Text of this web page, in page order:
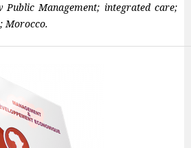
Public Management; integrated care;
Morocco.